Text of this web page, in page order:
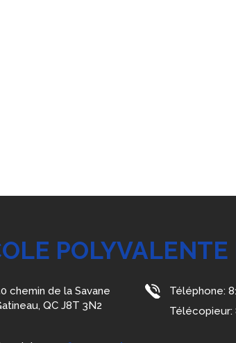
chemin de la Savane
QC J8T 3N2
Téléphone:
Télécopieur: